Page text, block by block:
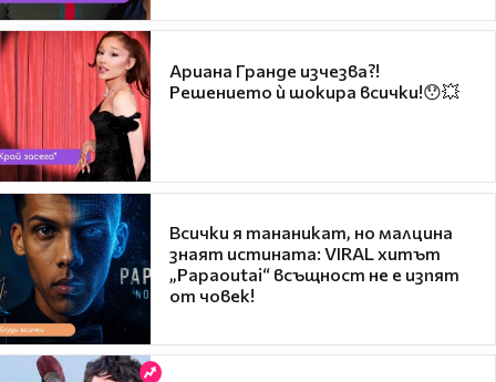
Ариана Гранде изчезва?!
Решението ѝ шокира всички!😯💥
Всички я тананикат, но малцина
знаят истината: VIRAL хитът
„Papaoutai“ всъщност не е изпят
от човек!